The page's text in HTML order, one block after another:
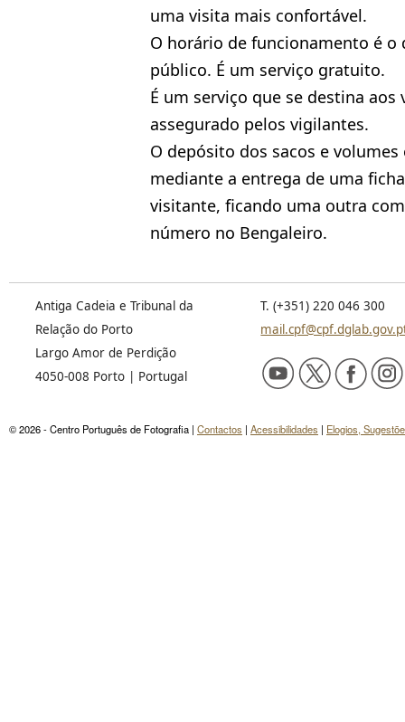
uma visita mais confortável.
O horário de funcionamento é o
público. É um serviço gratuito.
É um serviço que se destina aos
assegurado pelos vigilantes.
O depósito dos sacos e volumes
mediante a entrega de uma
visitante, ficando uma outra
número no Bengaleiro.
Antiga Cadeia e Tribunal da
Relação do Porto
Largo Amor de Perdição
4050-008 Porto | Portugal
T. (+351) 220 046 300
© 2026 - Centro Português de Fotografia | Contactos | Acessibilidades | Elogios,